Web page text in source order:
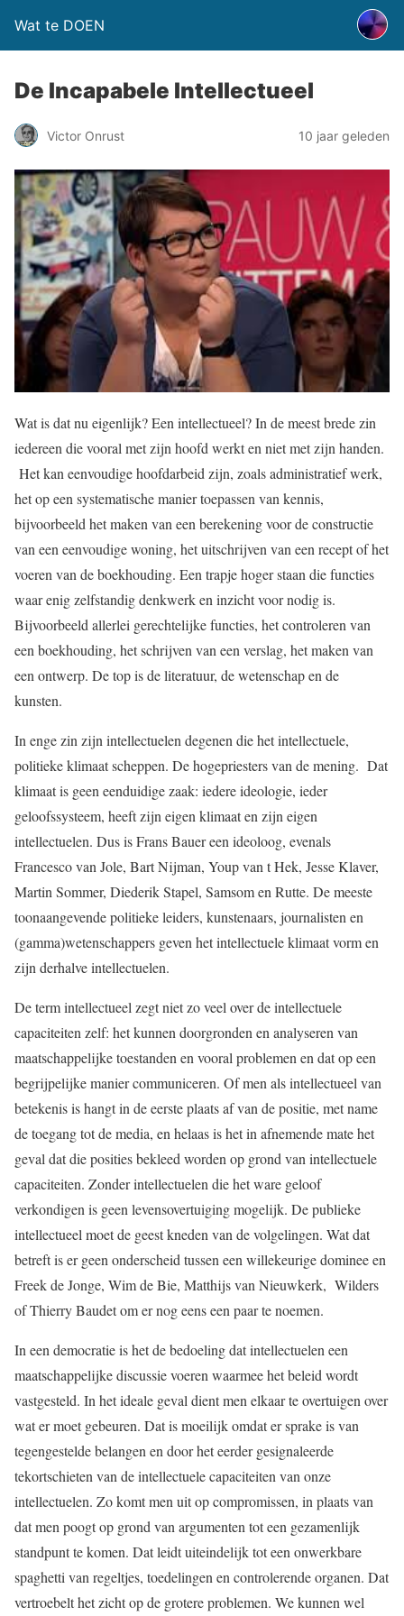
Wat te DOEN
De Incapabele Intellectueel
Victor Onrust 10 jaar geleden
Wat is dat nu eigenlijk? Een intellectueel? In de meest brede zin
iedereen die vooral met zijn hoofd werkt en niet met zijn handen.
Het kan eenvoudige hoofdarbeid zijn, zoals administratief werk,
het op een systematische manier toepassen van kennis,
bijvoorbeeld het maken van een berekening voor de constructie
van een eenvoudige woning, het uitschrijven van een recept of het
voeren van de boekhouding. Een trapje hoger staan die functies
waar enig zelfstandig denkwerk en inzicht voor nodig is.
Bijvoorbeeld allerlei gerechtelijke functies, het controleren van
een boekhouding, het schrijven van een verslag, het maken van
een ontwerp. De top is de literatuur, de wetenschap en de
kunsten.
In enge zin zijn intellectuelen degenen die het intellectuele,
politieke klimaat scheppen. De hogepriesters van de mening. Dat
klimaat is geen eenduidige zaak: iedere ideologie, ieder
geloofssysteem, heeft zijn eigen klimaat en zijn eigen
intellectuelen. Dus is Frans Bauer een ideoloog, evenals
Francesco van Jole, Bart Nijman, Youp van t Hek, Jesse Klaver,
Martin Sommer, Diederik Stapel, Samsom en Rutte. De meeste
toonaangevende politieke leiders, kunstenaars, journalisten en
(gamma)wetenschappers geven het intellectuele klimaat vorm en
zijn derhalve intellectuelen.
De term intellectueel zegt niet zo veel over de intellectuele
capaciteiten zelf: het kunnen doorgronden en analyseren van
maatschappelijke toestanden en vooral problemen en dat op een
begrijpelijke manier communiceren. Of men als intellectueel van
betekenis is hangt in de eerste plaats af van de positie, met name
de toegang tot de media, en helaas is het in afnemende mate het
geval dat die posities bekleed worden op grond van intellectuele
capaciteiten. Zonder intellectuelen die het ware geloof
verkondigen is geen levensovertuiging mogelijk. De publieke
intellectueel moet de geest kneden van de volgelingen. Wat dat
betreft is er geen onderscheid tussen een willekeurige dominee en
Freek de Jonge, Wim de Bie, Matthijs van Nieuwkerk, Wilders
of Thierry Baudet om er nog eens een paar te noemen.
In een democratie is het de bedoeling dat intellectuelen een
maatschappelijke discussie voeren waarmee het beleid wordt
vastgesteld. In het ideale geval dient men elkaar te overtuigen over
wat er moet gebeuren. Dat is moeilijk omdat er sprake is van
tegengestelde belangen en door het eerder gesignaleerde
tekortschieten van de intellectuele capaciteiten van onze
intellectuelen. Zo komt men uit op compromissen, in plaats van
dat men poogt op grond van argumenten tot een gezamenlijk
standpunt te komen. Dat leidt uiteindelijk tot een onwerkbare
spaghetti van regeltjes, toedelingen en controlerende organen. Dat
vertroebelt het zicht op de grotere problemen. We kunnen wel